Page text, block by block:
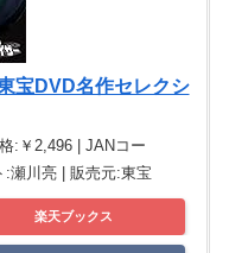
宝DVD名作セレクシ
:￥2,496 | JANコー
:瀬川亮 | 販売元:東宝
楽天ブックス